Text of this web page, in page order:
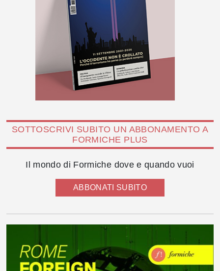
SOTTOSCRIVI SUBITO UN ABBONAMENTO A
FORMICHE PLUS
Il mondo di Formiche dove e quando vuoi
ABBONATI SUBITO